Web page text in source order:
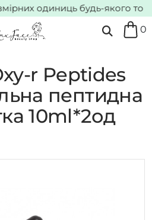
одиниць будь-якого
0
r Peptides
пептидна
10ml*2од